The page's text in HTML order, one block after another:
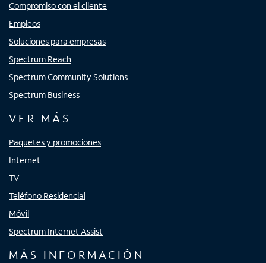
Compromiso con el cliente
Empleos
Soluciones para empresas
Spectrum Reach
Spectrum Community Solutions
Spectrum Business
VER MÁS
Paquetes y promociones
Internet
TV
Teléfono Residencial
Móvil
Spectrum Internet Assist
MÁS INFORMACIÓN